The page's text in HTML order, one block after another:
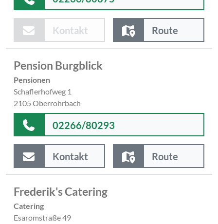
Kontakt Route
Pension Burgblick
Pensionen
Schaflerhofweg 1
2105 Oberrohrbach
02266/80293
Kontakt Route
Frederik's Catering
Catering
Esaromstraße 49